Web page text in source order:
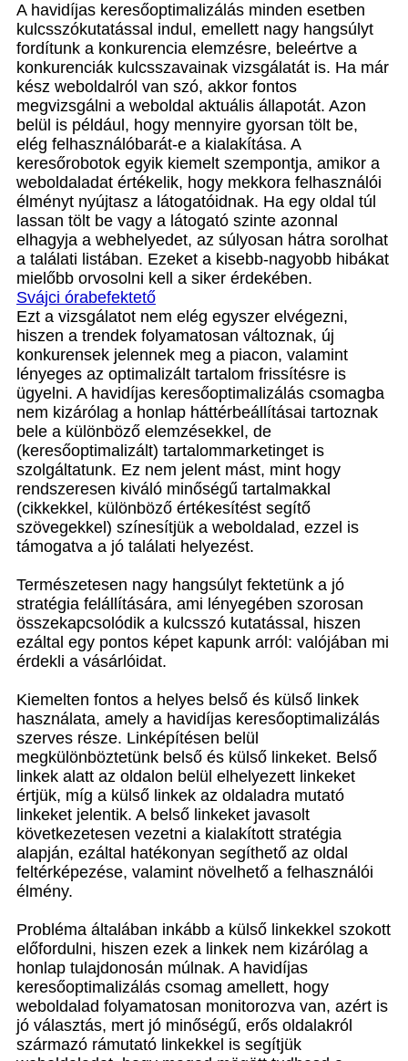
A havidíjas keresőoptimalizálás minden esetben
kulcsszókutatással indul, emellett nagy hangsúlyt
fordítunk a konkurencia elemzésre, beleértve a
konkurenciák kulcsszavainak vizsgálatát is. Ha már
kész weboldalról van szó, akkor fontos
megvizsgálni a weboldal aktuális állapotát. Azon
belül is például, hogy mennyire gyorsan tölt be,
elég felhasználóbarát-e a kialakítása. A
keresőrobotok egyik kiemelt szempontja, amikor a
weboldaladat értékelik, hogy mekkora felhasználói
élményt nyújtasz a látogatóidnak. Ha egy oldal túl
lassan tölt be vagy a látogató szinte azonnal
elhagyja a webhelyedet, az súlyosan hátra sorolhat
a találati listában. Ezeket a kisebb-nagyobb hibákat
mielőbb orvosolni kell a siker érdekében.
Svájci órabefektető
Ezt a vizsgálatot nem elég egyszer elvégezni,
hiszen a trendek folyamatosan változnak, új
konkurensek jelennek meg a piacon, valamint
lényeges az optimalizált tartalom frissítésre is
ügyelni. A havidíjas keresőoptimalizálás csomagba
nem kizárólag a honlap háttérbeállításai tartoznak
bele a különböző elemzésekkel, de
(keresőoptimalizált) tartalommarketinget is
szolgáltatunk. Ez nem jelent mást, mint hogy
rendszeresen kiváló minőségű tartalmakkal
(cikkekkel, különböző értékesítést segítő
szövegekkel) színesítjük a weboldalad, ezzel is
támogatva a jó találati helyezést.
Természetesen nagy hangsúlyt fektetünk a jó
stratégia felállítására, ami lényegében szorosan
összekapcsolódik a kulcsszó kutatással, hiszen
ezáltal egy pontos képet kapunk arról: valójában mi
érdekli a vásárlóidat.
Kiemelten fontos a helyes belső és külső linkek
használata, amely a havidíjas keresőoptimalizálás
szerves része. Linképítésen belül
megkülönböztetünk belső és külső linkeket. Belső
linkek alatt az oldalon belül elhelyezett linkeket
értjük, míg a külső linkek az oldaladra mutató
linkeket jelentik. A belső linkeket javasolt
következetesen vezetni a kialakított stratégia
alapján, ezáltal hatékonyan segíthető az oldal
feltérképezése, valamint növelhető a felhasználói
élmény.
Probléma általában inkább a külső linkekkel szokott
előfordulni, hiszen ezek a linkek nem kizárólag a
honlap tulajdonosán múlnak. A havidíjas
keresőoptimalizálás csomag amellett, hogy
weboldalad folyamatosan monitorozva van, azért is
jó választás, mert jó minőségű, erős oldalakról
származó rámutató linkekkel is segítjük